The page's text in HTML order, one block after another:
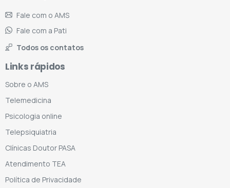
Fale com o AMS
Fale com a Pati
Todos os contatos
Links rápidos
Sobre o AMS
Telemedicina
Psicologia online
Telepsiquiatria
Clínicas Doutor PASA
Atendimento TEA
Política de Privacidade